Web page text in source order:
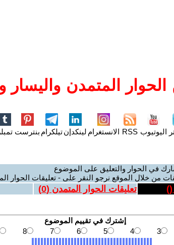
المتمدن واليسار
اليوتيوب RSS الانستغرام لينكدإنتيلكرام بنترست
في الحوار والتعليق على الموضوع
من خلال الموقع نرجو النقر على - تعليقات الحوار
(
) تعليقات الحوار المتمدن (0
)